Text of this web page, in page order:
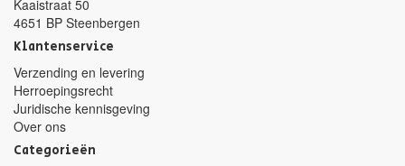
Kaaistraat 50
4651 BP Steenbergen
Klantenservice
Verzending en levering
Herroepingsrecht
Juridische kennisgeving
Over ons
Categorieën